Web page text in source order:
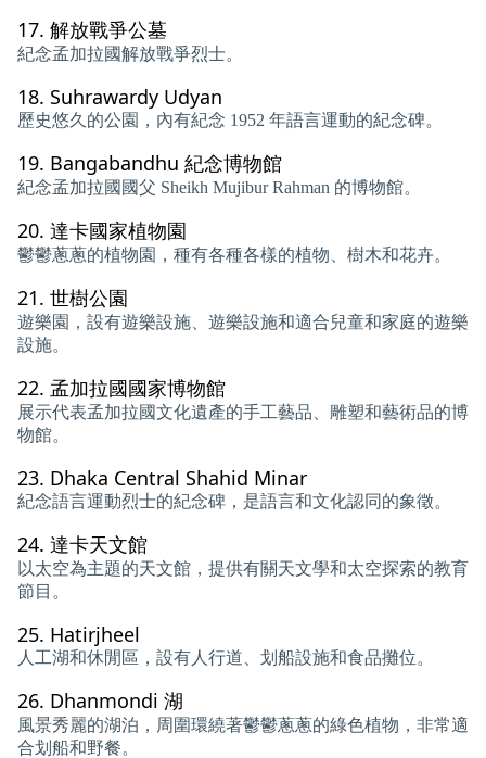
17. 解放戰爭公墓
紀念孟加拉國解放戰爭烈士。
18. Suhrawardy Udyan
歷史悠久的公園，內有紀念 1952 年語言運動的紀念碑。
19. Bangabandhu 紀念博物館
紀念孟加拉國國父 Sheikh Mujibur Ra​​hman 的博物館。
20. 達卡國家植物園
鬱鬱蔥蔥的植物園，種有各種各樣的植物、樹木和花卉。
21. 世樹公園
遊樂園，設有遊樂設施、遊樂設施和適合兒童和家庭的遊樂
設施。
22. 孟加拉國國家博物館
展示代表孟加拉國文化遺產的手工藝品、雕塑和藝術品的博
物館。
23. Dhaka Central Shahid Minar
紀念語言運動烈士的紀念碑，是語言和文化認同的象徵。
24. 達卡天文館
以太空為主題的天文館，提供有關天文學和太空探索的教育
節目。
25. Hatirjheel
人工湖和休閒區，設有人行道、划船設施和食品攤位。
26. Dhanmondi 湖
風景秀麗的湖泊，周圍環繞著鬱鬱蔥蔥的綠色植物，非常適
合划船和野餐。